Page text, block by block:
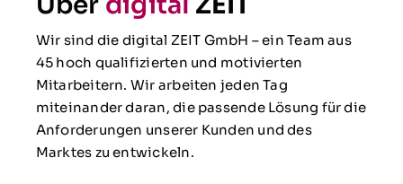
Wir sind die digital ZEIT GmbH – ein Team aus
45 hoch qualifizierten und motivierten
Mitarbeitern. Wir arbeiten jeden Tag
miteinander daran, die passende Lösung für die
Anforderungen unserer Kunden und des
Marktes zu entwickeln.